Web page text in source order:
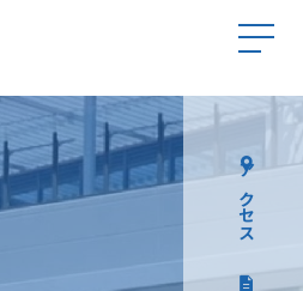
アクセス